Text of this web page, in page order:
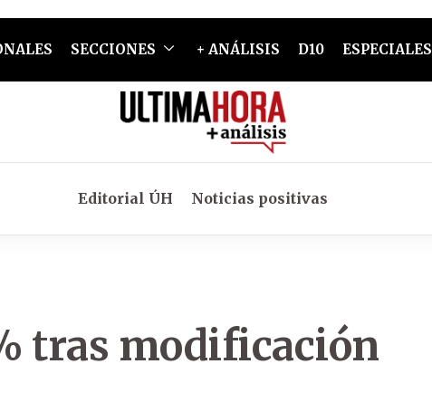
SECCIONES + ANÁLISIS D10 ESPECIALES
Editorial ÚH Noticias positivas
tras modificación